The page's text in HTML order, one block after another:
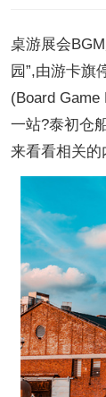
桌游展会
园”,由游卡旗
(Board
一站?泰初仓
来看看相关的